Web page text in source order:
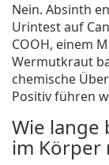
Nein. Absinth
Urintest auf
COOH, einem
Wermutkraut
chemische
Positiv führen
Wie lange
im Körper